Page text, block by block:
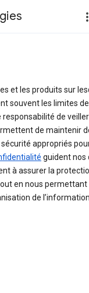
et les produits sur
souvent les limites de
de
de maintenir
appropriés
guident nos
à assurer la
en nous permettant
de